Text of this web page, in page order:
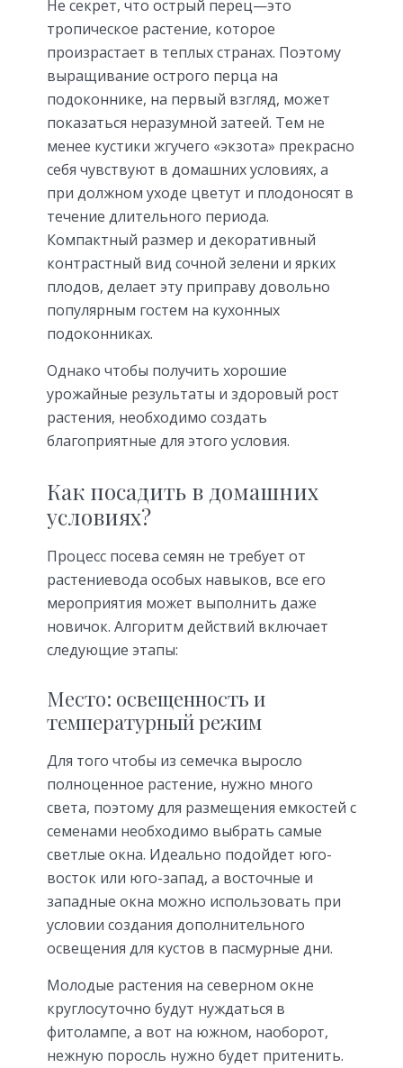
Не секрет, что острый перец—это
тропическое растение, которое
произрастает в теплых странах. Поэтому
выращивание острого перца на
подоконнике, на первый взгляд, может
показаться неразумной затеей. Тем не
менее кустики жгучего «экзота» прекрасно
себя чувствуют в домашних условиях, а
при должном уходе цветут и плодоносят в
течение длительного периода.
Компактный размер и декоративный
контрастный вид сочной зелени и ярких
плодов, делает эту приправу довольно
популярным гостем на кухонных
подоконниках.
Однако чтобы получить хорошие
урожайные результаты и здоровый рост
растения, необходимо создать
благоприятные для этого условия.
Как посадить в домашних
условиях?
Процесс посева семян не требует от
растениевода особых навыков, все его
мероприятия может выполнить даже
новичок. Алгоритм действий включает
следующие этапы:
Место: освещенность и
температурный режим
Для того чтобы из семечка выросло
полноценное растение, нужно много
света, поэтому для размещения емкостей с
семенами необходимо выбрать самые
светлые окна. Идеально подойдет юго-
восток или юго-запад, а восточные и
западные окна можно использовать при
условии создания дополнительного
освещения для кустов в пасмурные дни.
Молодые растения на северном окне
круглосуточно будут нуждаться в
фитолампе, а вот на южном, наоборот,
нежную поросль нужно будет притенить.